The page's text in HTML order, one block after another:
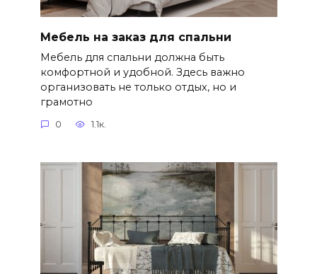
Мебель на заказ для спальни
Мебель для спальни должна быть
комфортной и удобной. Здесь важно
организовать не только отдых, но и
грамотно
0 1.1к.